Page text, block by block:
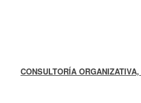
CONSULTORÍA